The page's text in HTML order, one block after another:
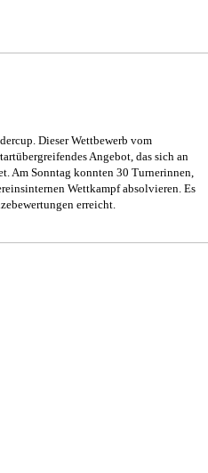
Dieser Wettbewerb vom
Angebot, das sich an
Am Sonntag konnten 30 Turnerinnen,
Wettkampf absolvieren. Es
erreicht.